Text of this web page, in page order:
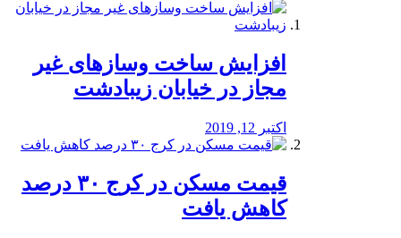
افزایش ساخت وسازهای غیر
مجاز در خیابان زیبادشت
اکتبر 12, 2019
️قیمت مسکن در کرج ۳۰ درصد
کاهش یافت